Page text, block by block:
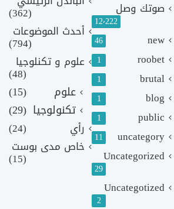
صوتك وصل
12٬222
new
46
roobet
1
brutal
1
blog
1
public
1
uncategory
11
Uncategorized
29
Uncategotized
2
(362)
أحدث الموضوعات
(794)
علوم و تكنلوجيا
(48)
علوم
(15)
تكنولوجيا (29)
رأي
(24)
خاص مدى بوست
(15)